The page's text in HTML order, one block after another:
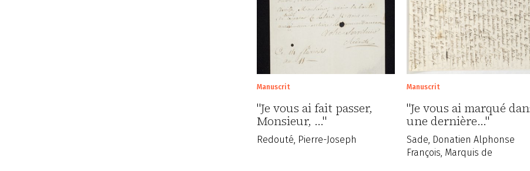
Manuscrit
"Je vous ai fait passer,
Monsieur, ..."
Redouté, Pierre-Joseph
Manuscrit
"Je vous ai marqué
une dernière..."
Sade, Donatien Alphonse
François, Marquis de